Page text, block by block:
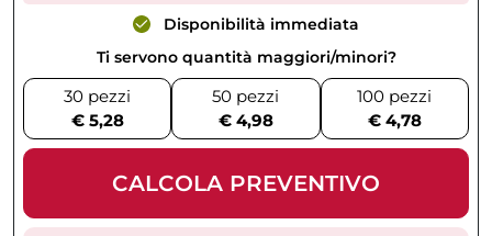
Disponibilità immediata
Ti servono quantità maggiori/minori?
30 pezzi
€ 5,28
50 pezzi
€ 4,98
100 pezzi
€ 4,78
CALCOLA PREVENTIVO